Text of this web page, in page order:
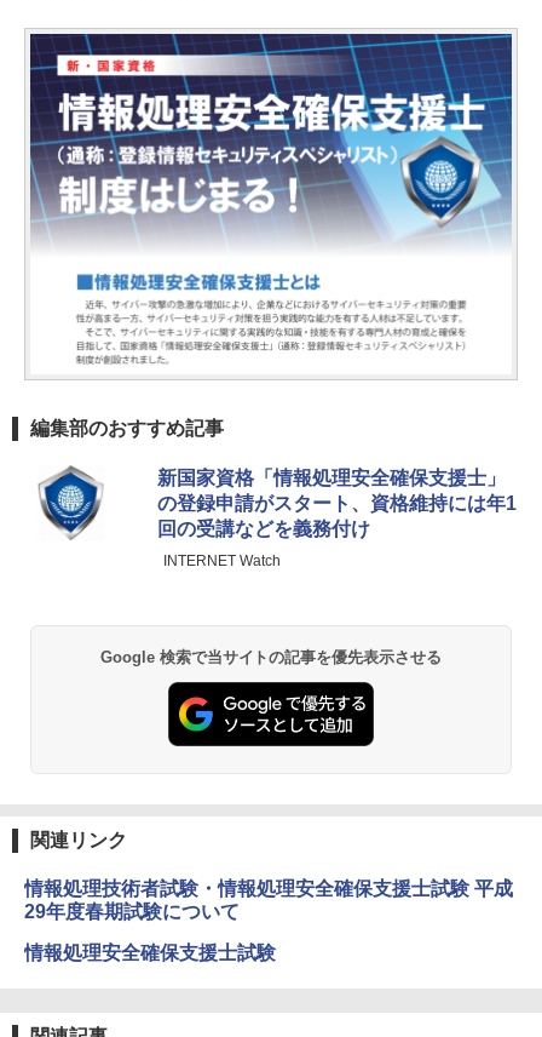
編集部のおすすめ記事
新国家資格「情報処理安全確保支援士」
の登録申請がスタート、資格維持には年1
回の受講などを義務付け
INTERNET Watch
Google 検索で当サイトの記事を優先表示させる
関連リンク
情報処理技術者試験・情報処理安全確保支援士試験 平成
29年度春期試験について
情報処理安全確保支援士試験